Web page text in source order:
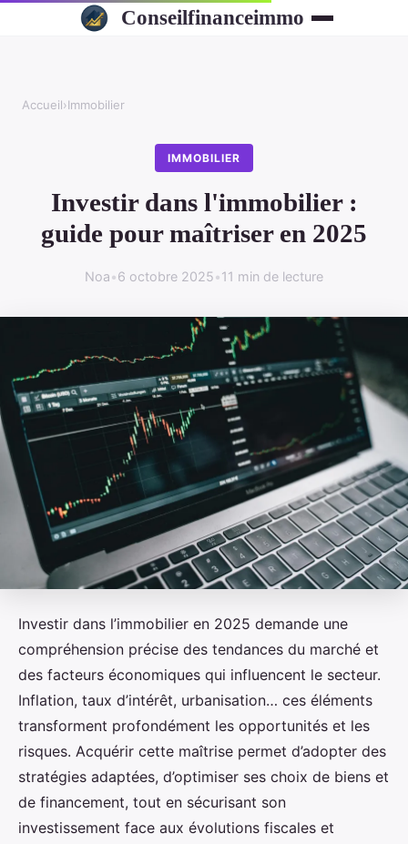
Conseilfinanceimmo
Accueil›Immobilier
IMMOBILIER
Investir dans l'immobilier :
guide pour maîtriser en 2025
Noa•6 octobre 2025•11 min de lecture
Investir dans l’immobilier en 2025 demande une
compréhension précise des tendances du marché et
des facteurs économiques qui influencent le secteur.
Inflation, taux d’intérêt, urbanisation… ces éléments
transforment profondément les opportunités et les
risques. Acquérir cette maîtrise permet d’adopter des
stratégies adaptées, d’optimiser ses choix de biens et
de financement, tout en sécurisant son
investissement face aux évolutions fiscales et